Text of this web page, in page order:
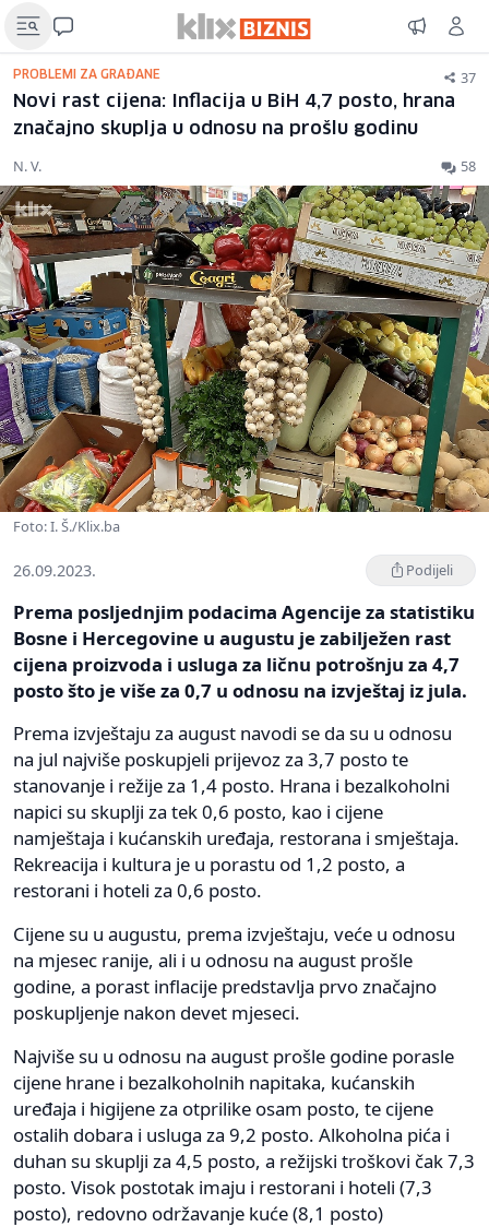
PROBLEMI ZA GRAĐANE 37
Novi rast cijena: Inflacija u BiH 4,7 posto, hrana
značajno skuplja u odnosu na prošlu godinu
N. V. 58
Foto: I. Š./Klix.ba
26.09.2023. Podijeli
Prema posljednjim podacima Agencije za statistiku
Bosne i Hercegovine u augustu je zabilježen rast
cijena proizvoda i usluga za ličnu potrošnju za 4,7
posto što je više za 0,7 u odnosu na izvještaj iz jula.
Prema izvještaju za august navodi se da su u odnosu
na jul najviše poskupjeli prijevoz za 3,7 posto te
stanovanje i režije za 1,4 posto. Hrana i bezalkoholni
napici su skuplji za tek 0,6 posto, kao i cijene
namještaja i kućanskih uređaja, restorana i smještaja.
Rekreacija i kultura je u porastu od 1,2 posto, a
restorani i hoteli za 0,6 posto.
Cijene su u augustu, prema izvještaju, veće u odnosu
na mjesec ranije, ali i u odnosu na august prošle
godine, a porast inflacije predstavlja prvo značajno
poskupljenje nakon devet mjeseci.
Najviše su u odnosu na august prošle godine porasle
cijene hrane i bezalkoholnih napitaka, kućanskih
uređaja i higijene za otprilike osam posto, te cijene
ostalih dobara i usluga za 9,2 posto. Alkoholna pića i
duhan su skuplji za 4,5 posto, a režijski troškovi čak 7,3
posto. Visok postotak imaju i restorani i hoteli (7,3
posto), redovno održavanje kuće (8,1 posto)